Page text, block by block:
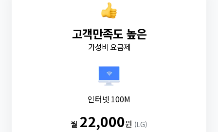
고객만족도 높은
가성비 요금제
인터넷 100M
월 22,000원 (LG)